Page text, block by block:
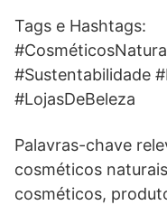
Tags e Hashtags:
#Sustentabilidade
#LojasDeBeleza
Palavras-chave
cosméticos
cosméticos,